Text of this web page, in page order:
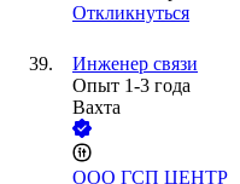
Откликнуться
Инженер связи
Опыт 1-3 года
Вахта
ООО ГСП ЦЕНТР